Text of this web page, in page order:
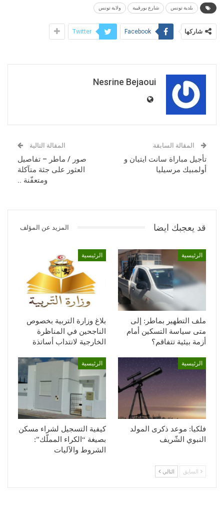
بلدية تونس شارع بورقيبة ولاية تونس
شاركها Facebook
Twitter
Nesrine Bejaoui
المقالة السابقة
تأجيل مباراة سانت ايتيان و
أولمبيك مرسيليا
المقالة التالية
صور / ماطر – تفاصيل
العثور على جثة متآكلة
ومتعفّنة ..
قد يعجبك ايضا المزيد عن المؤلف
الرئيسية
ملف التطهير بماطر: إلى
متى سياسة التسكين أمام
أزمة بيئية تتفاقم؟
الرئيسية
بلاغ وزارة التربية بخصوص
الناجحين في المناظرة
الخارجية لانتداب أساتذة
الرئيسية
فلكيا: موعد ذكرى المولد
النبوي الشّريف
الرئيسية
كيفية التسجيل لشراء مسكن
بصيغة “الكراء المملّك”:
الشروط والآليات
السابق التالي